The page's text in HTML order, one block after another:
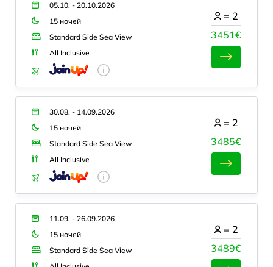
05.10. - 20.10.2026
15 ночей
Standard Side Sea View
All Inclusive
3451€
= 2
30.08. - 14.09.2026
15 ночей
Standard Side Sea View
All Inclusive
3485€
= 2
11.09. - 26.09.2026
15 ночей
Standard Side Sea View
3489€
= 2